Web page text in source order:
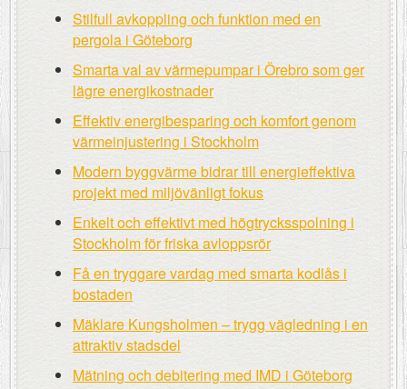
Stilfull avkoppling och funktion med en
pergola i Göteborg
Smarta val av värmepumpar i Örebro som ger
lägre energikostnader
Effektiv energibesparing och komfort genom
värmeinjustering i Stockholm
Modern byggvärme bidrar till energieffektiva
projekt med miljövänligt fokus
Enkelt och effektivt med högtrycksspolning i
Stockholm för friska avloppsrör
Få en tryggare vardag med smarta kodlås i
bostaden
Mäklare Kungsholmen – trygg vägledning i en
attraktiv stadsdel
Mätning och debitering med IMD i Göteborg